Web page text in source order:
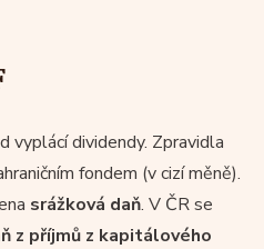
vyplácí dividendy. Zpravidla
fondem (v cizí měně).
srážková daň. V ČR se
z příjmů z kapitálového